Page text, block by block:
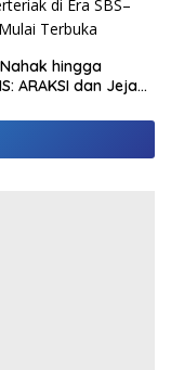
hingga
ARAKSI dan Jejak